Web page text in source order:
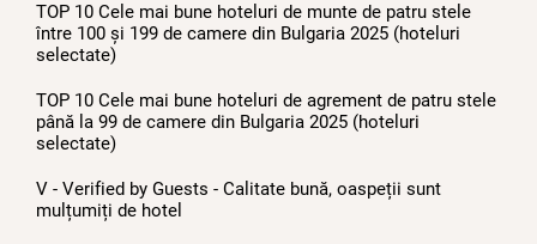
TOP 10 Cele mai bune hoteluri de munte de patru stele
între 100 și 199 de camere din Bulgaria 2025 (hoteluri
selectate)
TOP 10 Cele mai bune hoteluri de agrement de patru stele
până la 99 de camere din Bulgaria 2025 (hoteluri
selectate)
V - Verified by Guests - Calitate bună, oaspeții sunt
mulțumiți de hotel